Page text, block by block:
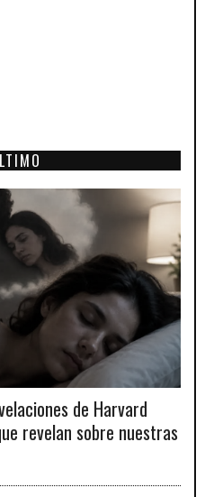
de Harvard
revelan sobre nuestras